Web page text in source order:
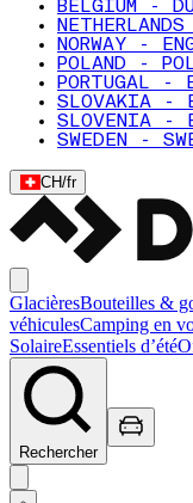
BELGIUM -
NORWAY -
POLAND -
PORTUGAL -
SLOVAKIA -
SLOVENIA -
SWEDEN -
CH/fr
GlacièresBouteilles &
véhiculesCamping en
SolaireEssentiels d’été
Rechercher